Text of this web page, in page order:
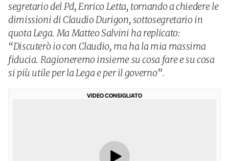
segretario del Pd, Enrico Letta, tornando a chiedere le
dimissioni di Claudio Durigon, sottosegretario in
quota Lega. Ma Matteo Salvini ha replicato:
“Discuterò io con Claudio, ma ha la mia massima
fiducia. Ragioneremo insieme su cosa fare e su cosa
si più utile per la Lega e per il governo”.
VIDEO CONSIGLIATO